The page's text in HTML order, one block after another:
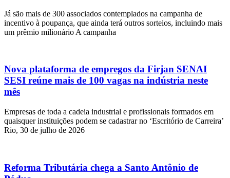
Já são mais de 300 associados contemplados na campanha de
incentivo à poupança, que ainda terá outros sorteios, incluindo mais
um prêmio milionário A campanha
Nova plataforma de empregos da Firjan SENAI
SESI reúne mais de 100 vagas na indústria neste
mês
Empresas de toda a cadeia industrial e profissionais formados em
quaisquer instituições podem se cadastrar no ‘Escritório de Carreira’
Rio, 30 de julho de 2026
Reforma Tributária chega a Santo Antônio de